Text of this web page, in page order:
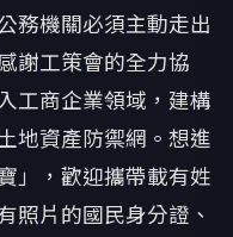
機關必須主動走出
謝工策會的全力協
工商企業領域，建構
地資產防禦網。想進
」，歡迎攜帶載有姓
照片的國民身分證、